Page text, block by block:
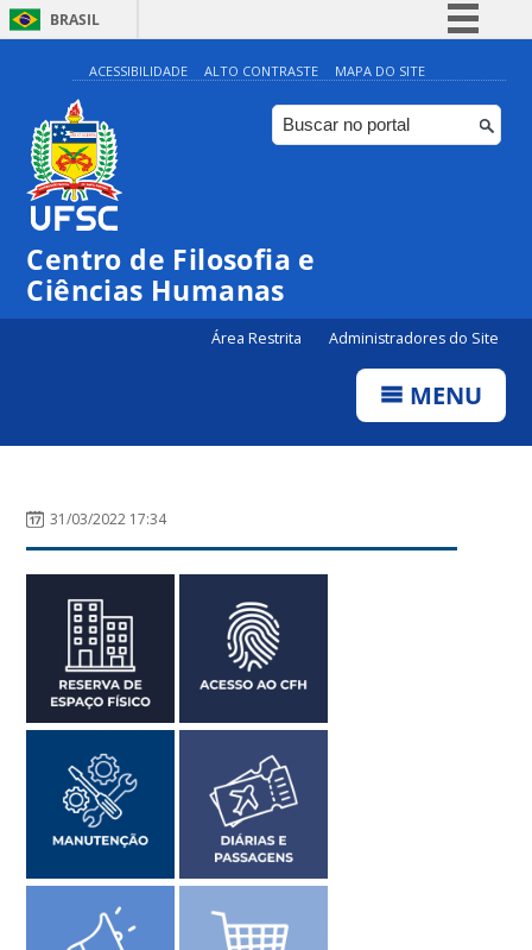
BRASIL
Simplifique!
Comunica BR
Participe
ACESSIBILIDADE ALTO CONTRASTE MAPA DO SITE
Centro de Filosofia e
Ciências Humanas
Área Restrita Administradores do Site
MENU
31/03/2022 17:34